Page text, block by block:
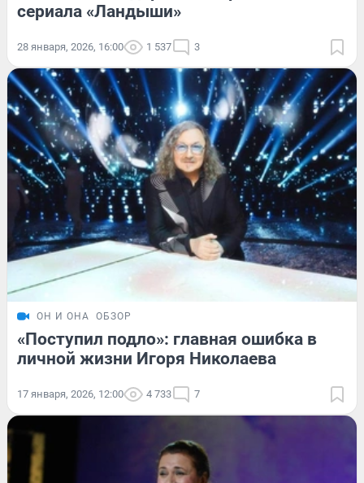
сериала «Ландыши»
28 января, 2026, 16:00 1 537 3
ОН И ОНА ОБЗОР
«Поступил подло»: главная ошибка в
личной жизни Игоря Николаева
17 января, 2026, 12:00 4 733 7